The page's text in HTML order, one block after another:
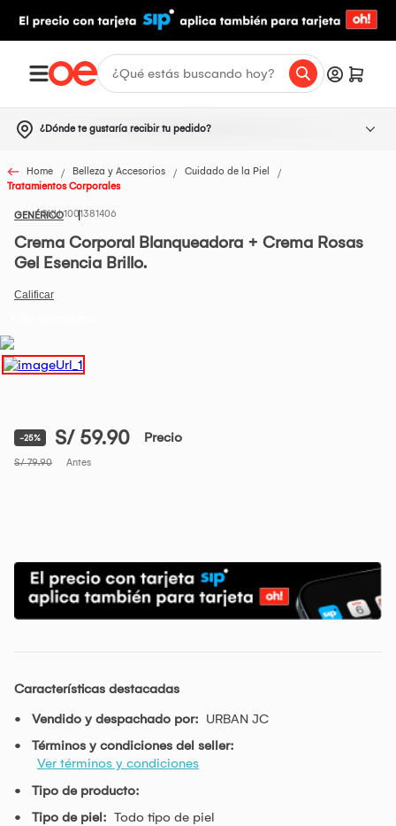
¿Dónde te gustaría recibir tu pedido?
Home Belleza y Accesorios
Cuidado de la Piel
Tratamientos Corporales
GENÉRICO1001381406
Crema Corporal Blanqueadora + Crema Rosas
Gel Esencia Brillo.
-25% S/ 59.90 Precio
S/ 79.90 Antes
Características destacadas
Vendido y despachado por: URBAN JC
Términos y condiciones del seller:
Ver términos y condiciones
Tipo de producto:
Tipo de piel: Todo tipo de piel